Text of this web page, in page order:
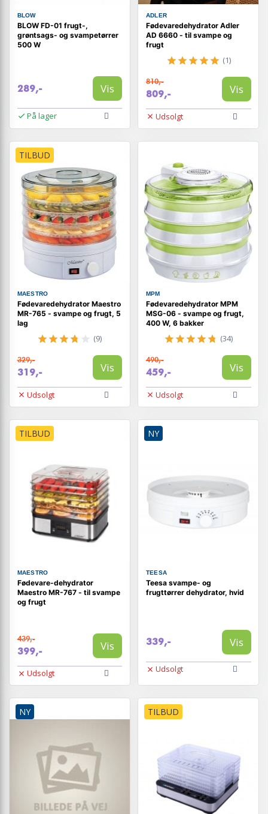
BLOW
BLOW FD-01 frugt-,
grøntsags- og svampetørrer
500 W
289,- Vis
På lager
ADLER
Fødevaredehydrator Adler
AD 6660 - til svampe og
frugt
(1)
810,-
809,- Vis
Udsolgt
TILBUD
MAESTRO
Fødevaredehydrator Maestro
MR-765 - svampe og frugt, 5
lag
(9)
329,-
319,- Vis
Udsolgt
MPM
Fødevaredehydrator MPM
MSG-06 - svampe og frugt,
400 W, 6 bakker
(34)
490,-
459,- Vis
Udsolgt
TILBUD
MAESTRO
Fødevare-dehydrator
Maestro MR-767 - til svampe
og frugt
439,-
399,- Vis
Udsolgt
NY
TEESA
Teesa svampe- og
frugttørrer dehydrator, hvid
339,- Vis
Udsolgt
NY TILBUD